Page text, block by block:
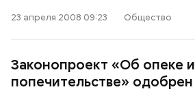
23 апреля 2008 09:23 Общество
Законопроект «Об опеке и
попечительстве» одобрен